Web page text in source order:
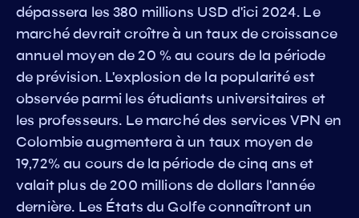
dépassera les 380 millions USD d'ici 2024. Le
marché devrait croître à un taux de croissance
annuel moyen de 20 % au cours de la période
de prévision. L'explosion de la popularité est
observée parmi les étudiants universitaires et
les professeurs. Le marché des services VPN en
Colombie augmentera à un taux moyen de
19,72% au cours de la période de cinq ans et
valait plus de 200 millions de dollars l'année
dernière. Les États du Golfe connaîtront un